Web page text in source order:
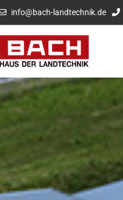
info@bach-landtechnik.de